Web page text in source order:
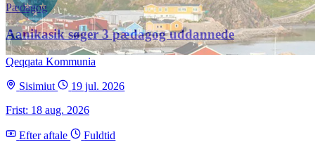
Pædagog
Aanikasik søger 3 pædagog uddannede
Qeqqata Kommunia
Sisimiut
19 jul. 2026
Frist: 18 aug. 2026
Efter aftale Fuldtid